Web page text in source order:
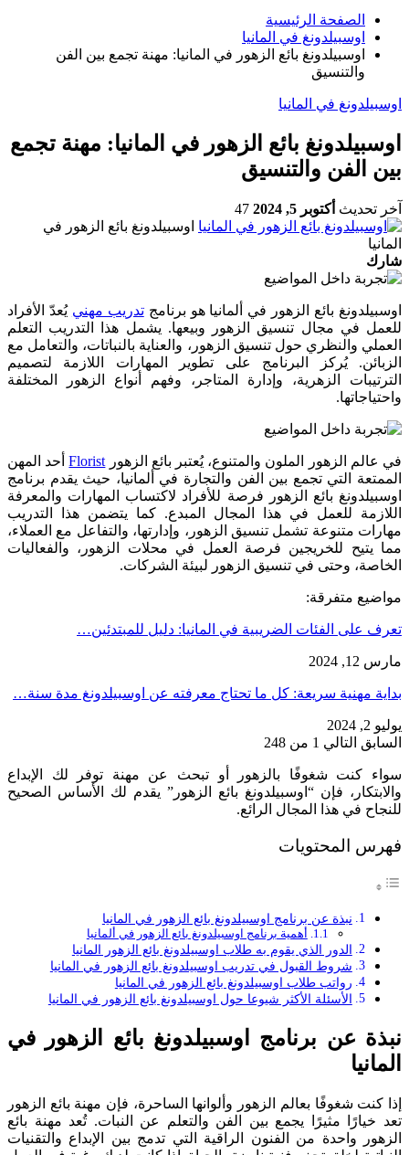
الصفحة الرئيسية
اوسبيلدونغ في المانيا
اوسبيلدونغ بائع الزهور في المانيا: مهنة تجمع بين الفن
والتنسيق
اوسبيلدونغ في المانيا
اوسبيلدونغ بائع الزهور في المانيا: مهنة تجمع
بين الفن والتنسيق
آخر تحديث أكتوبر 5, 2024
47
اوسبيلدونغ بائع الزهور في
المانيا
شارك
اوسبيلدونغ بائع الزهور في ألمانيا هو برنامجتدريب مهني يُعدّ الأفراد
للعمل في مجال تنسيق الزهور وبيعها. يشمل هذا التدريب التعلم
العملي والنظري حول تنسيق الزهور، والعناية بالنباتات، والتعامل مع
الزبائن. يُركز البرنامج على تطوير المهارات اللازمة لتصميم
الترتيبات الزهرية، وإدارة المتاجر، وفهم أنواع الزهور المختلفة
واحتياجاتها.
في عالم الزهور الملون والمتنوع، يُعتبر بائع الزهور Floristأحد المهن
الممتعة التي تجمع بين الفن والتجارة في ألمانيا، حيث يقدم برنامج
اوسبيلدونغ بائع الزهور فرصة للأفراد لاكتساب المهارات والمعرفة
اللازمة للعمل في هذا المجال المبدع. كما يتضمن هذا التدريب
مهارات متنوعة تشمل تنسيق الزهور، وإدارتها، والتفاعل مع العملاء،
مما يتيح للخريجين فرصة العمل في محلات الزهور، والفعاليات
الخاصة، وحتى في تنسيق الزهور لبيئة الشركات.
مواضيع متفرقة:
تعرف على الفئات الضريبية في المانيا: دليل للمبتدئين…
مارس 12, 2024
بداية مهنية سريعة: كل ما تحتاج معرفته عن اوسبيلدونغ مدة سنة…
يوليو 2, 2024
السابق التالي 1 من 248
سواء كنت شغوفًا بالزهور أو تبحث عن مهنة توفر لك الإبداع
والابتكار، فإن “اوسبيلدونغ بائع الزهور” يقدم لك الأساس الصحيح
للنجاح في هذا المجال الرائع.
فهرس المحتويات
نبذة عن برنامج اوسبيلدونغ بائع الزهور في المانيا
أهمية برنامج اوسبيلدونغ بائع الزهور في ألمانيا
الدور الذي يقوم به طلاب اوسبيلدونغ بائع الزهور المانيا
شروط القبول في تدريب اوسبيلدونغ بائع الزهور في المانيا
رواتب طلاب اوسبيلدونغ بائع الزهور في المانيا
الأسئلة الأكثر شيوعا حول اوسبيلدونغ بائع الزهور في المانيا
نبذة عن برنامج اوسبيلدونغ بائع الزهور في
المانيا
إذا كنت شغوفًا بعالم الزهور وألوانها الساحرة، فإن مهنة بائع الزهور
تعد خيارًا مثيرًا يجمع بين الفن والتعلم عن النبات. تُعد مهنة بائع
الزهور واحدة من الفنون الراقية التي تدمج بين الإبداع والتقنيات